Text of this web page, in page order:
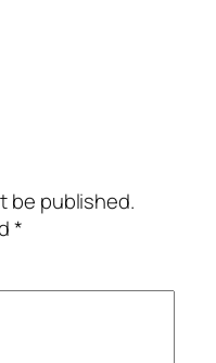
be published.
*